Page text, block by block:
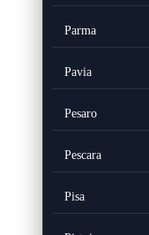
Parma
Pavia
Pesaro
Pescara
Pisa